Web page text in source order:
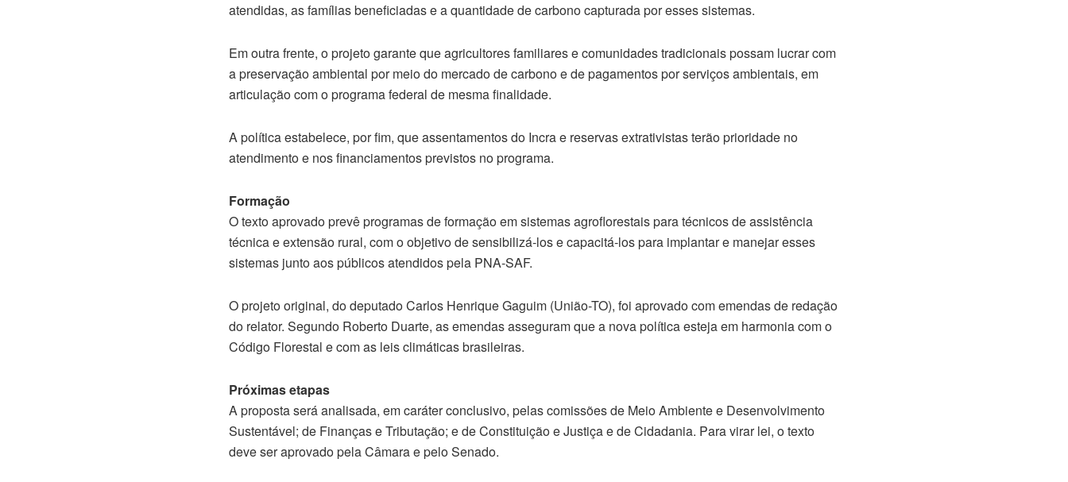
atendidas, as famílias beneficiadas e a quantidade de carbono capturada por esses sistemas.
Em outra frente, o projeto garante que agricultores familiares e comunidades tradicionais possam lucrar com
a preservação ambiental por meio do mercado de carbono e de pagamentos por serviços ambientais, em
articulação com o programa federal de mesma finalidade.
A política estabelece, por fim, que assentamentos do Incra e reservas extrativistas terão prioridade no
atendimento e nos financiamentos previstos no programa.
Formação
O texto aprovado prevê programas de formação em sistemas agroflorestais para técnicos de assistência
técnica e extensão rural, com o objetivo de sensibilizá‑los e capacitá‑los para implantar e manejar esses
sistemas junto aos públicos atendidos pela PNA‑SAF.
O projeto original, do deputado Carlos Henrique Gaguim (União-TO), foi aprovado com emendas de redação
do relator. Segundo Roberto Duarte, as emendas asseguram que a nova política esteja em harmonia com o
Código Florestal e com as leis climáticas brasileiras.
Próximas etapas
A proposta será analisada, emcaráter conclusivo, pelas comissões de Meio Ambiente e Desenvolvimento
Sustentável; de Finanças e Tributação; e de Constituição e Justiça e de Cidadania. Para virar lei, o texto
deve ser aprovado pela Câmara e pelo Senado.